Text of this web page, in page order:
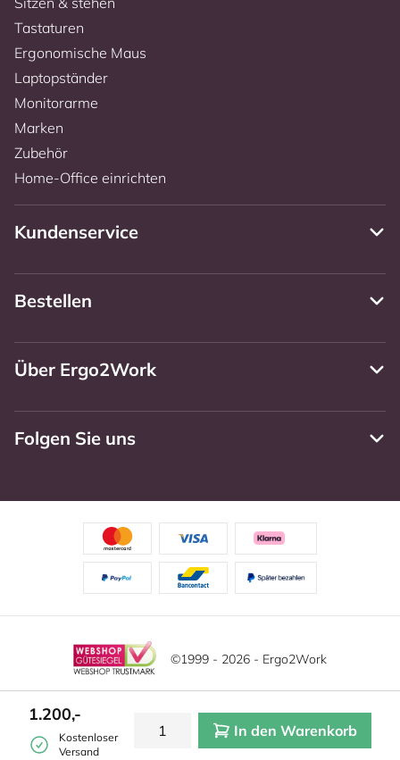
1.200,-
Kostenloser
Versand
In den Warenkorb
Tastaturen
Ergonomische Maus
Laptopständer
Monitorarme
Marken
Zubehör
Home-Office einrichten
Kundenservice
Bestellen
Über Ergo2Work
Folgen Sie uns
©1999 - 2026 - Ergo2Work
Allgemeine Geschäftsbedingungen
Cookie-Einstellungen
Diese Website verwendet Cookies. Lesen Sie unsere
Datenschutzerklärung für weitere Informationen.Mehr
|Verstecken